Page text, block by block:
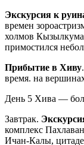
Экскурсия к
времен
холмов Кызылкума
примостился
Прибытие в Хиву
время. на
День 5 Хива —
Завтрак.
комплекс
Ичан-Калы,